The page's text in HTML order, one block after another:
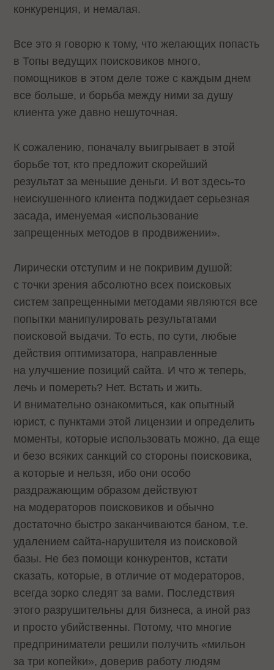
конкуренция, и немалая.
Все это я говорю к тому, что желающих попасть
в Топы ведущих поисковиков много,
помощников в этом деле тоже с каждым днем
все больше, и борьба между ними за душу
клиента уже давно нешуточная.
К сожалению, поначалу выигрывает в этой
борьбе тот, кто предложит скорейший
результат за меньшие деньги. И вот здесь-то
неискушенного клиента поджидает серьезная
засада, именуемая «использование
запрещенных методов в продвижении».
Лирически отступим и не покривим душой:
с точки зрения абсолютно всех поисковых
систем запрещенными методами являются все
попытки манипулировать результатами
поисковой выдачи. То есть, по сути, любые
действия оптимизатора, направленные
на улучшение позиций сайта. И что ж теперь,
лечь и помереть? Нет. Встать и жить.
И внимательно ознакомиться, как опытный
юрист, с пунктами этой лицензии и определить
моменты, которые использовать можно, да еще
и безо всяких санкций со стороны поисковика,
а которые и нельзя, ибо они особо
раздражающим образом действуют
на модераторов поисковиков и обычно
достаточно быстро заканчиваются баном, т.е.
удалением сайта-нарушителя из поисковой
базы. Не без помощи конкурентов, кстати
сказать, которые, в отличие от модераторов,
всегда зорко следят за вами. Последствия
этого разрушительны для бизнеса, а иной раз
и просто убийственны. Потому, что многие
предприниматели решили получить «мильон
за три копейки», доверив работу людям